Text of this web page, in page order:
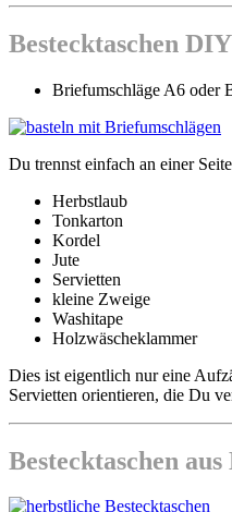
Bestecktaschen
Briefumschläge A6 oder
Du trennst einfach an einer
Herbstlaub
Tonkarton
Kordel
Jute
Servietten
kleine Zweige
Washitape
Holzwäscheklammer
Dies ist eigentlich nur eine
Servietten orientieren, die Du
Bestecktaschen